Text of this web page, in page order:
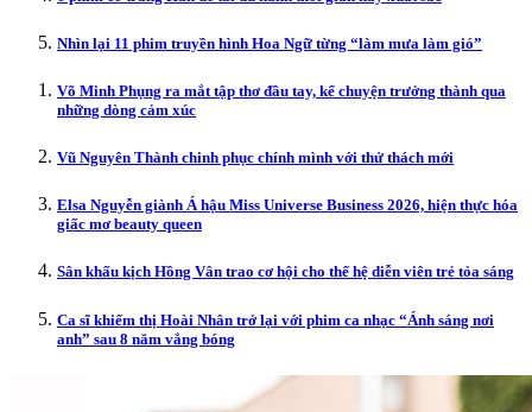
Nhìn lại 11 phim truyền hình Hoa Ngữ từng “làm mưa làm gió”
Võ Minh Phụng ra mắt tập thơ đầu tay, kể chuyện trưởng thành qua
những dòng cảm xúc
Vũ Nguyên Thành chinh phục chính mình với thử thách mới
Elsa Nguyễn giành Á hậu Miss Universe Business 2026, hiện thực hóa
giấc mơ beauty queen
Sân khấu kịch Hồng Vân trao cơ hội cho thế hệ diễn viên trẻ tỏa sáng
Ca sĩ khiếm thị Hoài Nhân trở lại với phim ca nhạc “Ánh sáng nơi
anh” sau 8 năm vắng bóng